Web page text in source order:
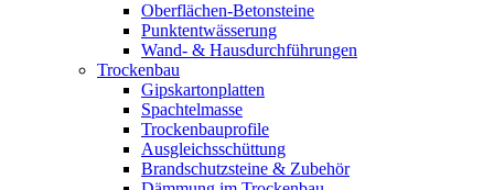
Oberflächen-Betonsteine
Punktentwässerung
Wand- & Hausdurchführungen
Trockenbau
Gipskartonplatten
Spachtelmasse
Trockenbauprofile
Ausgleichsschüttung
Brandschutzsteine & Zubehör